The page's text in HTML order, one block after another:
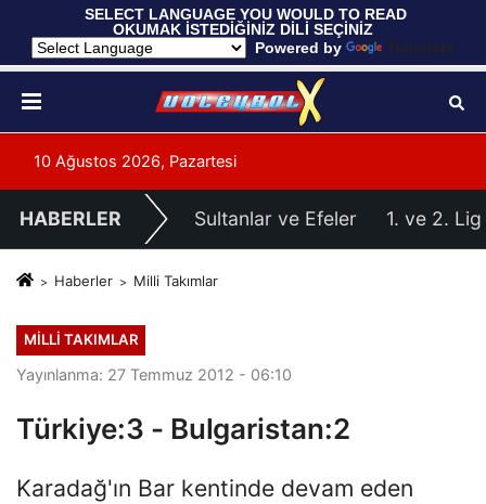
SELECT LANGUAGE YOU WOULD TO READ
OKUMAK İSTEDİĞİNİZ DİLİ SEÇİNİZ
Powered by
Translate
10 Ağustos 2026, Pazartesi
HABERLER Sultanlar ve Efeler 1. ve 2. Lig
Haberler Milli Takımlar
MILLI TAKIMLAR
Yayınlanma: 27 Temmuz 2012 - 06:10
Türkiye:3 - Bulgaristan:2
Karadağ'ın Bar kentinde devam eden